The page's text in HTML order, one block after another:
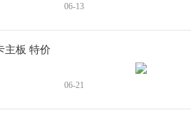
06-13
主板 特价
06-21